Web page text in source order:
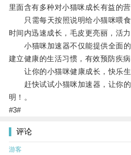
里面含有多种对小猫咪成长有益的营
只需每天按照说明给小猫咪喂食
时间内迅速成长，毛皮更亮丽，活力
小猫咪加速器不仅能提供全面的
建立健康的生活习惯，有效预防疾病
让你的小猫咪健康成长，快乐生
赶快试试小猫咪加速器，让你的
明！。
#3#
评论
游客